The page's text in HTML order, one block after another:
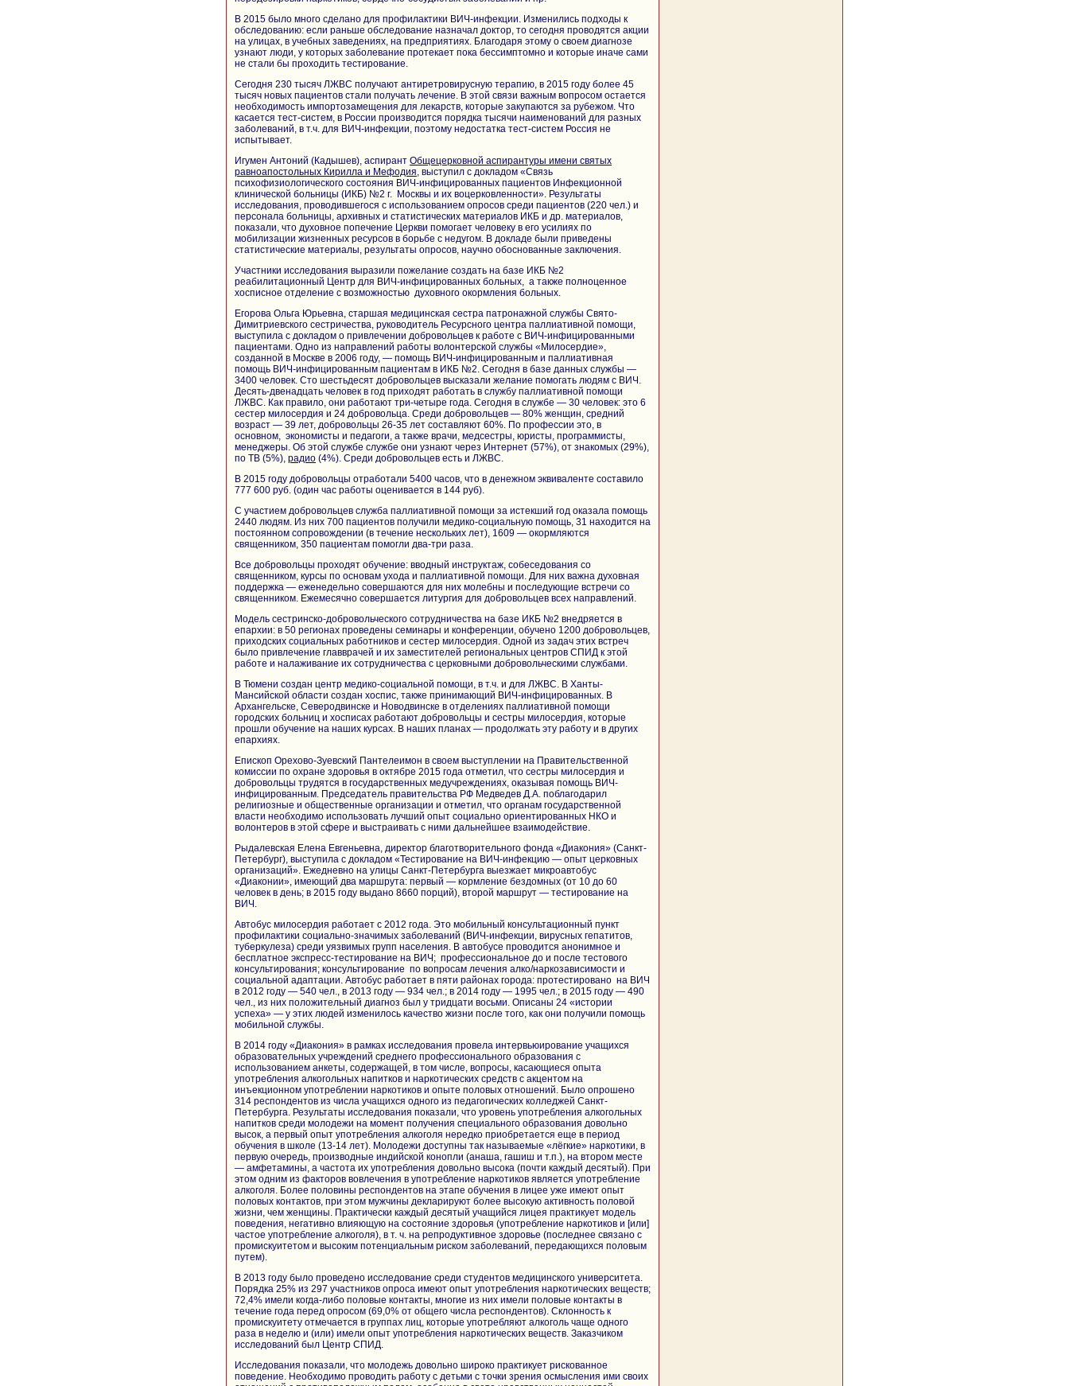
В 2015 было много сделано для профилактики ВИЧ-инфекции. Изменились подходы к
обследованию: если раньше обследование назначал доктор, то сегодня проводятся акции
на улицах, в учебных заведениях, на предприятиях. Благодаря этому о своем диагнозе
узнают люди, у которых заболевание протекает пока бессимптомно и которые иначе сами
не стали бы проходить тестирование.
Сегодня 230 тысяч ЛЖВС получают антиретровирусную терапию, в 2015 году более 45
тысяч новых пациентов стали получать лечение. В этой связи важным вопросом остается
необходимость импортозамещения для лекарств, которые закупаются за рубежом. Что
касается тест-систем, в России производится порядка тысячи наименований для разных
заболеваний, в т.ч. для ВИЧ-инфекции, поэтому недостатка тест-систем Россия не
испытывает.
Игумен Антоний (Кадышев), аспирант Общецерковной аспирантуры имени святых
равноапостольных Кирилла и Мефодия, выступил с докладом «Связь
психофизиологического состояния ВИЧ-инфицированных пациентов Инфекционной
клинической больницы (ИКБ) №2 г. Москвы и их воцерковленности». Результаты
исследования, проводившегося с использованием опросов среди пациентов (220 чел.) и
персонала больницы, архивных и статистических материалов ИКБ и др. материалов,
показали, что духовное попечение Церкви помогает человеку в его усилиях по
мобилизации жизненных ресурсов в борьбе с недугом. В докладе были приведены
статистические материалы, результаты опросов, научно обоснованные заключения.
Участники исследования выразили пожелание создать на базе ИКБ №2
реабилитационный Центр для ВИЧ-инфицированных больных, а также полноценное
хосписное отделение с возможностью духовного окормления больных.
Егорова Ольга Юрьевна, старшая медицинская сестра патронажной службы Свято-
Димитриевского сестричества, руководитель Ресурсного центра паллиативной помощи,
выступила с докладом о привлечении добровольцев к работе с ВИЧ-инфицированными
пациентами. Одно из направлений работы волонтерской службы «Милосердие»,
созданной в Москве в 2006 году, — помощь ВИЧ-инфицированным и паллиативная
помощь ВИЧ-инфицированным пациентам в ИКБ №2. Сегодня в базе данных службы —
3400 человек. Сто шестьдесят добровольцев высказали желание помогать людям с ВИЧ.
Десять-двенадцать человек в год приходят работать в службу паллиативной помощи
ЛЖВС. Как правило, они работают три-четыре года. Сегодня в службе — 30 человек: это 6
сестер милосердия и 24 добровольца. Среди добровольцев — 80% женщин, средний
возраст — 39 лет, добровольцы 26-35 лет составляют 60%. По профессии это, в
основном, экономисты и педагоги, а также врачи, медсестры, юристы, программисты,
менеджеры. Об этой службе службе они узнают через Интернет (57%), от знакомых (29%),
по ТВ (5%), радио (4%). Среди добровольцев есть и ЛЖВС.
В 2015 году добровольцы отработали 5400 часов, что в денежном эквиваленте составило
777 600 руб. (один час работы оценивается в 144 руб).
С участием добровольцев служба паллиативной помощи за истекший год оказала помощь
2440 людям. Из них 700 пациентов получили медико-социальную помощь, 31 находится на
постоянном сопровождении (в течение нескольких лет), 1609 — окормляются
священником, 350 пациентам помогли два-три раза.
Все добровольцы проходят обучение: вводный инструктаж, собеседования со
священником, курсы по основам ухода и паллиативной помощи. Для них важна духовная
поддержка — еженедельно совершаются для них молебны и последующие встречи со
священником. Ежемесячно совершается литургия для добровольцев всех направлений.
Модель сестринско-добровольческого сотрудничества на базе ИКБ №2 внедряется в
епархии: в 50 регионах проведены семинары и конференции, обучено 1200 добровольцев,
приходских социальных работников и сестер милосердия. Одной из задач этих встреч
было привлечение главврачей и их заместителей региональных центров СПИД к этой
работе и налаживание их сотрудничества с церковными добровольческими службами.
В Тюмени создан центр медико-социальной помощи, в т.ч. и для ЛЖВС. В Ханты-
Мансийской области создан хоспис, также принимающий ВИЧ-инфицированных. В
Архангельске, Северодвинске и Новодвинске в отделениях паллиативной помощи
городских больниц и хосписах работают добровольцы и сестры милосердия, которые
прошли обучение на наших курсах. В наших планах — продолжать эту работу и в других
епархиях.
Епископ Орехово-Зуевский Пантелеимон в своем выступлении на Правительственной
комиссии по охране здоровья в октябре 2015 года отметил, что сестры милосердия и
добровольцы трудятся в государственных медучреждениях, оказывая помощь ВИЧ-
инфицированным. Председатель правительства РФ Медведев Д.А. поблагодарил
религиозные и общественные организации и отметил, что органам государственной
власти необходимо использовать лучший опыт социально ориентированных НКО и
волонтеров в этой сфере и выстраивать с ними дальнейшее взаимодействие.
Рыдалевская Елена Евгеньевна, директор благотворительного фонда «Диакония» (Санкт-
Петербург), выступила с докладом «Тестирование на ВИЧ-инфекцию — опыт церковных
организаций». Ежедневно на улицы Санкт-Петербурга выезжает микроавтобус
«Диаконии», имеющий два маршрута: первый — кормление бездомных (от 10 до 60
человек в день; в 2015 году выдано 8660 порций), второй маршрут — тестирование на
ВИЧ.
Автобус милосердия работает с 2012 года. Это мобильный консультационный пункт
профилактики социально-значимых заболеваний (ВИЧ-инфекции, вирусных гепатитов,
туберкулеза) среди уязвимых групп населения. В автобусе проводится анонимное и
бесплатное экспресс-тестирование на ВИЧ; профессиональное до и после тестового
консультирования; консультирование по вопросам лечения алко/наркозависимости и
социальной адаптации. Автобус работает в пяти районах города: протестировано на ВИЧ
в 2012 году — 540 чел., в 2013 году — 934 чел.; в 2014 году — 1995 чел.; в 2015 году — 490
чел., из них положительный диагноз был у тридцати восьми. Описаны 24 «истории
успеха» — у этих людей изменилось качество жизни после того, как они получили помощь
мобильной службы.
В 2014 году «Диакония» в рамках исследования провела интервьюирование учащихся
образовательных учреждений среднего профессионального образования с
использованием анкеты, содержащей, в том числе, вопросы, касающиеся опыта
употребления алкогольных напитков и наркотических средств с акцентом на
инъекционном употреблении наркотиков и опыте половых отношений. Было опрошено
314 респондентов из числа учащихся одного из педагогических колледжей Санкт-
Петербурга. Результаты исследования показали, что уровень употребления алкогольных
напитков среди молодежи на момент получения специального образования довольно
высок, а первый опыт употребления алкоголя нередко приобретается еще в период
обучения в школе (13-14 лет). Молодежи доступны так называемые «лёгкие» наркотики, в
первую очередь, производные индийской конопли (анаша, гашиш и т.п.), на втором месте
— амфетамины, а частота их употребления довольно высока (почти каждый десятый). При
этом одним из факторов вовлечения в употребление наркотиков является употребление
алкоголя. Более половины респондентов на этапе обучения в лицее уже имеют опыт
половых контактов, при этом мужчины декларируют более высокую активность половой
жизни, чем женщины. Практически каждый десятый учащийся лицея практикует модель
поведения, негативно влияющую на состояние здоровья (употребление наркотиков и [или]
частое употребление алкоголя), в т. ч. на репродуктивное здоровье (последнее связано с
промискуитетом и высоким потенциальным риском заболеваний, передающихся половым
путем).
В 2013 году было проведено исследование среди студентов медицинского университета.
Порядка 25% из 297 участников опроса имеют опыт употребления наркотических веществ;
72,4% имели когда-либо половые контакты, многие из них имели половые контакты в
течение года перед опросом (69,0% от общего числа респондентов). Склонность к
промискуитету отмечается в группах лиц, которые употребляют алкоголь чаще одного
раза в неделю и (или) имели опыт употребления наркотических веществ. Заказчиком
исследований был Центр СПИД.
Исследования показали, что молодежь довольно широко практикует рискованное
поведение. Необходимо проводить работу с детьми с точки зрения осмысления ими своих